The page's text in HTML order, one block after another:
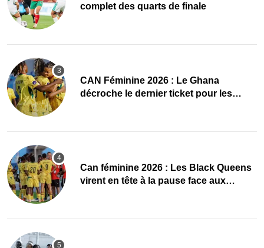
complet des quarts de finale
CAN Féminine 2026 : Le Ghana
décroche le dernier ticket pour les
‎Can féminine 2026 : Les Black Queens
virent en tête à la pause face aux